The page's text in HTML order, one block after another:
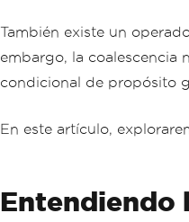
También existe un
embargo, la coalescencia
condicional de propósito
En este artículo,
Entendiendo